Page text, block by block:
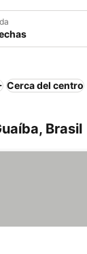
Cerca del centro
Brasil